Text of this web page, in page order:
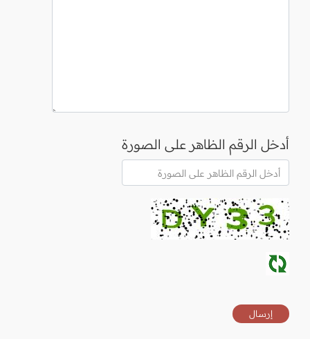
أدخل الرقم الظاهر على الصورة